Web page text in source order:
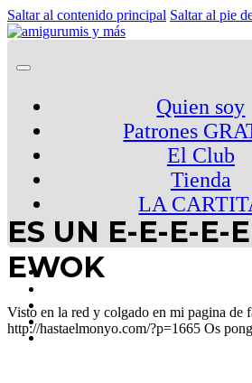
Saltar al contenido principal Saltar al pie
Quien soy
Patrones
El Club
Tienda
LA
ES UN E-E-E-E-
EWOK
Visto en la red y colgado en mi pagina de
http://hastaelmonyo.com/?p=1665 Os